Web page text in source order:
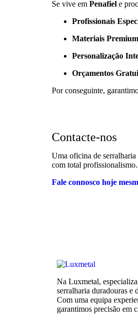
Se vive em Penafiel e
Profissionais
Materiais Premium
Personalização
Orçamentos
Por conseguinte,
Contacte-nos
Uma oficina de serralharia
com total profissionalismo.
Fale connosco hoje
Na Luxmetal,
serralharia duradouras e
Com uma equipa
garantimos precisão em